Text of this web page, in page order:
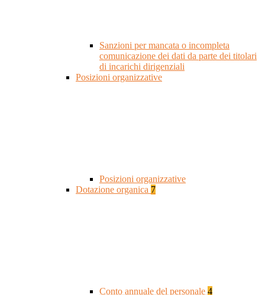
Sanzioni per mancata o incompleta
comunicazione dei dati da parte dei titolari
di incarichi dirigenziali
Posizioni organizzative
Posizioni organizzative
Dotazione organica 7
Conto annuale del personale 4